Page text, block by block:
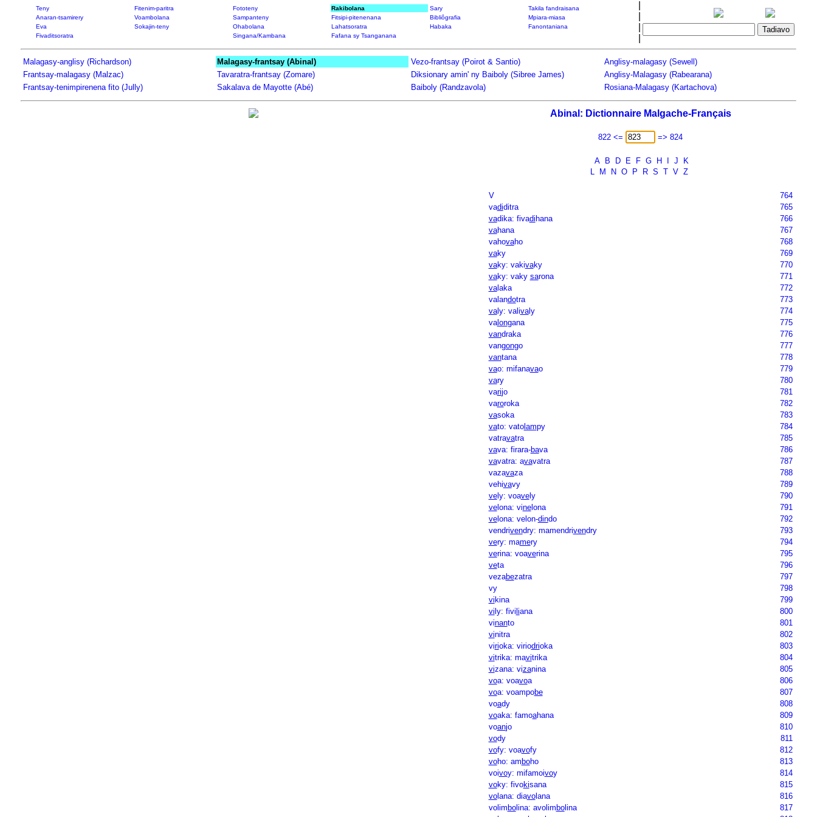
Teny Fitenim-paritra Fototeny Rakibolana Sary
Takila fandraisana
Anaran-tsamirery
Voambolana Sampanteny Fitsipi-pitenenana Bibliôgrafia
Mpiara-miasa
Eva
Sokajin-teny Ohabolana Lahatsoratra Habaka
Fanontaniana
Fivaditsoratra
Singana/Kambana Fafana sy Tsanganana
Malagasy-anglisy (Richardson) Malagasy-frantsay (Abinal) Vezo-frantsay (Poirot & Santio)
Anglisy-malagasy (Sewell)
Frantsay-malagasy (Malzac)
Tavaratra-frantsay (Zomare) Diksionary amin' ny Baiboly (Sibree James)
Anglisy-Malagasy (Rabearana)
Frantsay-tenimpirenena fito (Jully)
Sakalava de Mayotte (Abé) Baiboly (Randzavola) Rosiana-Malagasy (Kartachova)
Abinal: Dictionnaire Malgache-Français
822 <= => 824
A B D E F G H J
K
L
M N O P R S T V Z
V
764
vadiditra
765
vadika: fivadi hana
766
vahana
767
vahovaho
768
vaky
769
vaky: vakivaky
770
vaky: vaky sarona
771
valaka
772
valandotra
773
valy: valivaly
774
valongana
775
vandraka
776
vangongo
777
vantana
778
vao: mifanavao
779
vary
780
varijo
781
varoroka
782
vasoka
783
vato: vatolampy
784
vatravatra
785
vava: firara-bava
786
vavatra: avavatra
787
vazavaza
788
vehivavy
789
vely: voavely
790
velona: vinelona
791
velona: velon-dindo
792
vendrivendry: mamendrivendry
793
very: mamery
794
verina: voaverina
795
veta
796
vezabezatra
797
vy
798
vi kina
799
vi ly: fivi liana
800
vinanto
801
vinitra
802
virioka: viriodrioka
803
vitrika: mavitrika
804
vizana: vizanina
805
voa: voavoa
806
voa: voampobe
807
voady
808
voaka: famoahana
809
voanjo
810
vody
811
vofy: voavofy
812
voho: am boho
813
voivoy: mifamoivoy
814
voky: fivokisana
815
volana: diavolana
816
volim bolina: avolim bolina
817